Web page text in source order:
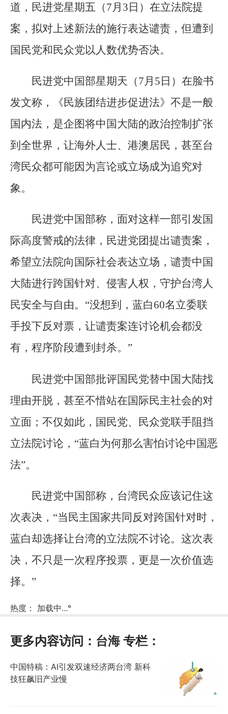
道，民进党星期五（7月3日）在立法院提
案，拟对上述新法的施行表达谴责，但遭到
国民党和民众党以人数优势否决。
民进党中国部星期天（7月5日）在脸书
发文称，《民族团结进步促进法》不是一般
国内法，是企图将中国大陆的政治控制扩张
到全世界，让海外人士、港澳居民，甚至台
湾民众都可能因为言论或立场成为追究对
象。
民进党中国部称，面对这样一部引发国
际高度警戒的法律，民进党团提出谴责案，
希望立法院向国际社会表达立场，谴责中国
大陆进行跨国针对、侵害人权，守护台湾人
民安全与自由。“没想到，蓝白60名立委联
手投下反对票，让谴责案连讨论机会都没
有，程序阶段遭到封杀。”
民进党中国部批评国民党替中国大陆找
理由开脱，甚至不惜站在国际民主社会的对
立面；不仅如此，国民党、民众党联手阻挡
立法院讨论，“蓝白为何那么害怕讨论中国恶
法”。
民进党中国部称，台湾民众应该记住这
次表决，“当民主国家共同反对跨国针对时，
蓝白却选择让台湾的立法院不讨论。这次表
决，不只是一次程序投票，更是一次价值选
择。”
热度： 加载中...°
更多内容访问： 台海专栏：
中国特稿：AI引发双速经济两台湾 新科
技狂飙旧产业慢